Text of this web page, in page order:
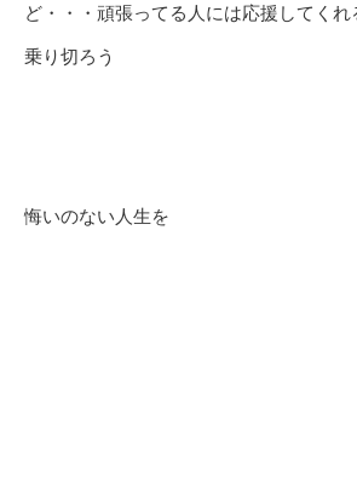
ど・・・頑張ってる人には応援してくれ
乗り切ろう
悔いのない人生を